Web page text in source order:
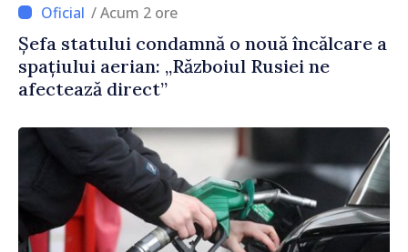
/ Acum 2 ore
Șefa statului condamnă o nouă încălcare a
spațiului aerian: „Războiul Rusiei ne
afectează direct”